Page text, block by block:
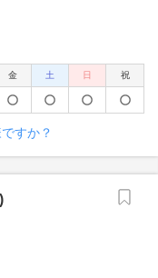
金 土 日 祝
すか？